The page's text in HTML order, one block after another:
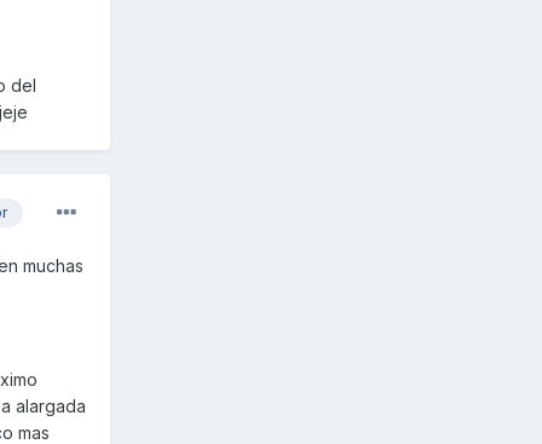
del
muchas
alargada
mas